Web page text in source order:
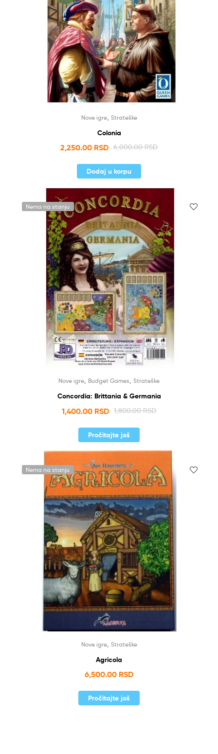
Nove igre, Strateške
Colonia
6,000.00RSD
2,250.00 RSD
Dodaj u korpu
Nema na stanju
Nove igre Budget Games Strateške
Concordia: Brittania & Germania
1,800.00RSD
1,400.00 RSD
Pročitajte još
Nema na stanju
Nove igre, Strateške
Agricola
6,500.00 RSD
Pročitajte još